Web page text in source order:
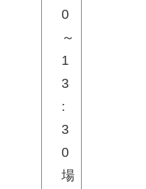
0
～
1
3
:
3
0
場